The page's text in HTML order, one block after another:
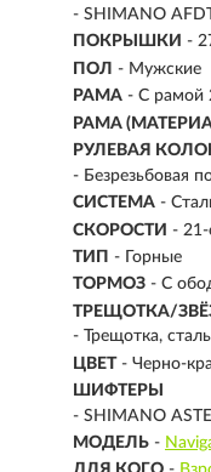
- SHIMANO
ПОКРЫШКИ -
ПОЛ - Мужские
РАМА - С рамой
РАМА
РУЛЕВАЯ
- Безрезьбовая
СИСТЕМА -
СКОРОСТИ -
ТИП -
Горные
ТОРМОЗ - С
ТРЕЩОТКА/
- Трещотка,
ЦВЕТ - Черно-
ШИФТЕРЫ
- SHIMANO
МОДЕЛЬ -